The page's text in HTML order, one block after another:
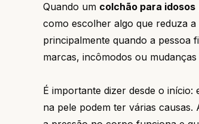
Quando um colchão para idosos
como escolher algo que reduza a
principalmente quando a pessoa
marcas, incômodos ou mudanças
É importante dizer desde o
na pele podem ter várias